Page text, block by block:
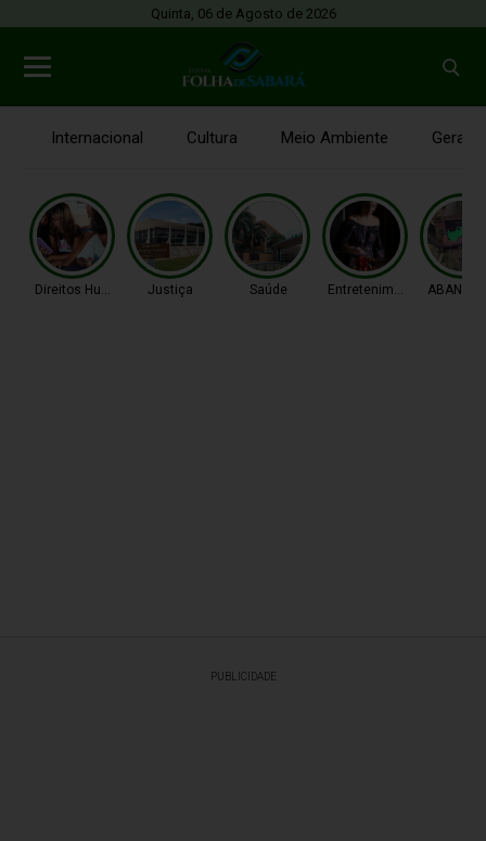
Quinta, 06 de Agosto de 2026
Internacional Cultura Meio Ambiente Gerais
Direitos Humanos Justiça Saúde Entretenimento
PUBLICIDADE